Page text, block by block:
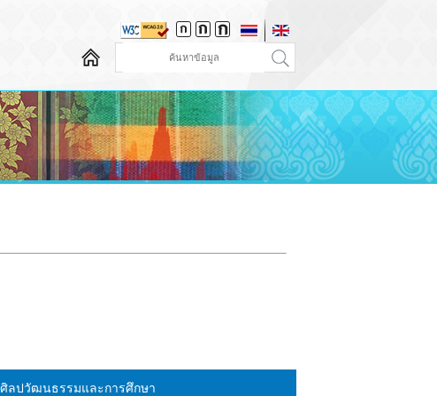
ลปวัฒนธรรมและการศึกษา